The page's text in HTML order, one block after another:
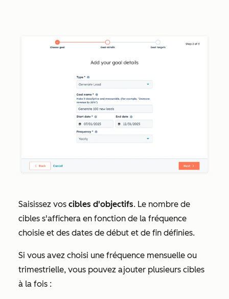
Saisissez vos cibles d'objectifs. Le nombre de
cibles s'affichera en fonction de la fréquence
choisie et des dates de début et de fin définies.
Si vous avez choisi une fréquence mensuelle ou
trimestrielle, vous pouvez ajouter plusieurs cibles
à la fois :